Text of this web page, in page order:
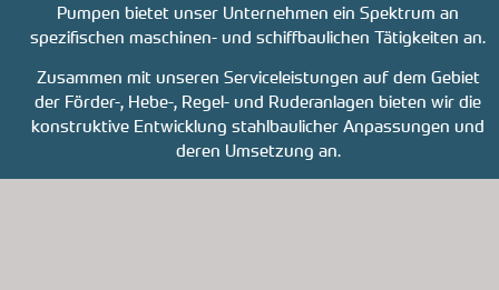
Pumpen bietet unser Unternehmen ein Spektrum an
spezifischen maschinen- und schiffbaulichen Tätigkeiten an.
Zusammen mit unseren Serviceleistungen auf dem Gebiet
der Förder-, Hebe-, Regel- und Ruderanlagen bieten wir die
konstruktive Entwicklung stahlbaulicher Anpassungen und
deren Umsetzung an.